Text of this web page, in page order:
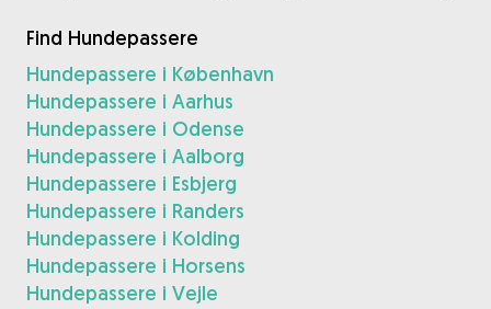
Find Hundepassere
Hundepassere i København
Hundepassere i Aarhus
Hundepassere i Odense
Hundepassere i Aalborg
Hundepassere i Esbjerg
Hundepassere i Randers
Hundepassere i Kolding
Hundepassere i Horsens
Hundepassere i Vejle